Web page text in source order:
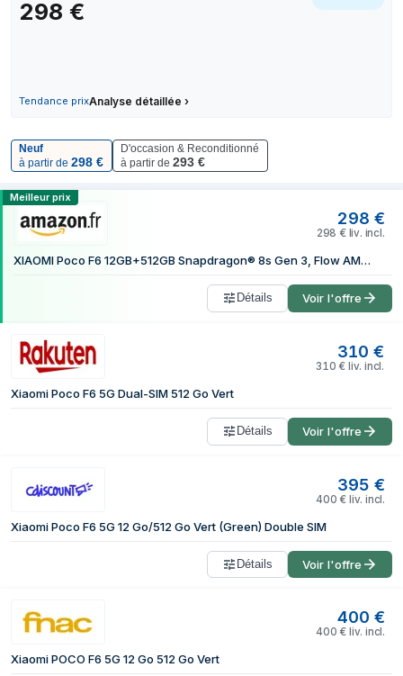
298 €
Tendance prixAnalyse détaillée ›
29 juin 2026
Neuf
à partir de 298 €
D'occasion & Reconditionné
à partir de 293 €
Comparer les prix de Xiaomi POCO F6
Meilleur prix
298 €
298 € liv. incl.
XIAOMI Poco F6 12GB+512GB Snapdragon® 8s Gen 3, Flow AMOLED 120Hz Display, 90W Turbo Charging 5000mAh Battery, 50MP Dual Camera with OIS, Green
Détails Voir l'offre
310 €
310 € liv. incl.
Xiaomi Poco F6 5G Dual-SIM 512 Go Vert
Détails Voir l'offre
395 €
400 € liv. incl.
Xiaomi Poco F6 5G 12 Go/512 Go Vert (Green) Double SIM
Détails Voir l'offre
400 €
400 € liv. incl.
Xiaomi POCO F6 5G 12 Go 512 Go Vert